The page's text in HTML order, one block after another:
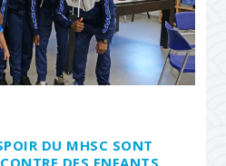
DU MHSC SONT
DES ENFANTS